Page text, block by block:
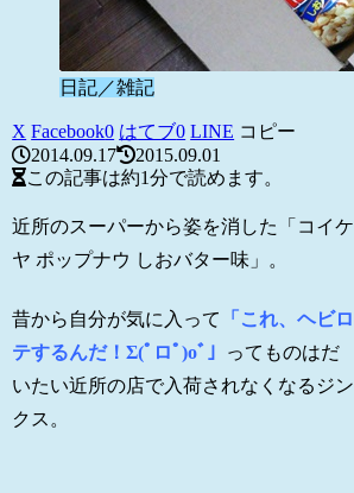
日記／雑記
X Facebook0 はてブ0 LINE コピー
2014.09.17
2015.09.01
この記事は約1分で読めます。
近所のスーパーから姿を消した「コイケ
ヤ ポップナウ しおバター味」。
昔から自分が気に入って
「これ、ヘビロ
テするんだ！Σ(ﾟロﾟ)oﾞ」
ってものはだ
いたい近所の店で入荷されなくなるジン
クス。